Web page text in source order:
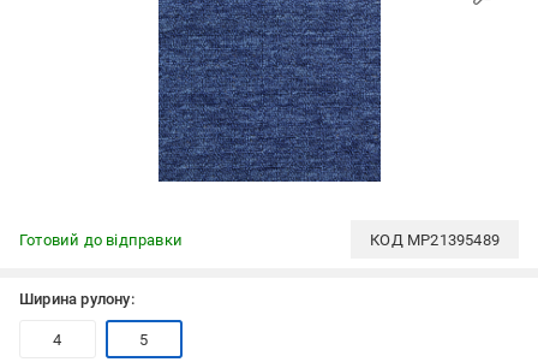
Готовий до відправки КОД MP21395489
Ширина рулону:
4 5